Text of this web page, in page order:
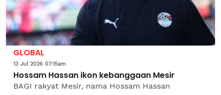
GLOBAL
13 Jul 2026 07:15am
Hossam Hassan ikon kebanggaan Mesir
BAGI rakyat Mesir, nama Hossam Hassan